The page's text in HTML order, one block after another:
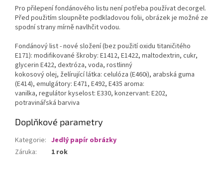
Pro přilepení fondánového listu není potřeba používat decorgel.
Před použitím sloupněte podkladovou folii, obrázek je možné ze
spodní strany mírně navlhčit vodou.
Fondánový list - nové složení (bez použití oxidu titaničitého
E171): modifikované škroby: E1412, E1422, maltodextrin, cukr,
glycerin E422, dextróza, voda, rostlinný
kokosový olej, želírující látka: celulóza (E460i), arabská guma
(E414), emulgátory: E471, E492, E435 aroma:
vanilka, regulátor kyselost: E330, konzervant: E202,
potravinářská barviva
Doplňkové parametry
Kategorie: Jedlý papír obrázky
Záruka: 1 rok